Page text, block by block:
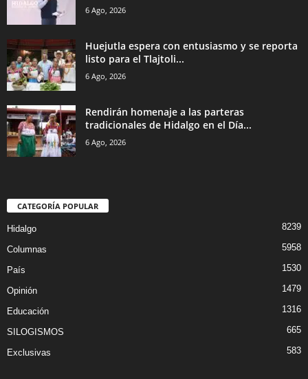
6 Ago, 2026
Huejutla espera con entusiasmo y se reporta
listo para el Tlajtoli...
6 Ago, 2026
Rendirán homenaje a las parteras
tradicionales de Hidalgo en el Día...
6 Ago, 2026
CATEGORÍA POPULAR
Hidalgo 8239
Columnas 5958
País 1530
Opinión 1479
Educación 1316
SILOGISMOS 665
Exclusivas 583